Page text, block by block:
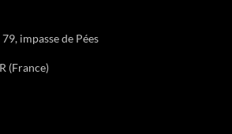
impasse de Pées
(France)